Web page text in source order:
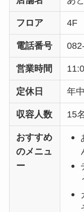
フロア 4F
電話番号
営業時間
定休日 年
収容人数 15名
おすすめ
のメニュ
ー